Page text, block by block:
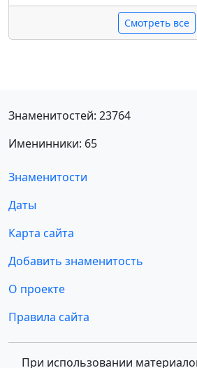
Смотреть все
Знаменитостей: 23764
Именинники: 65
Знаменитости
Даты
Карта сайта
Добавить знаменитость
О проекте
Правила сайта
При использовании